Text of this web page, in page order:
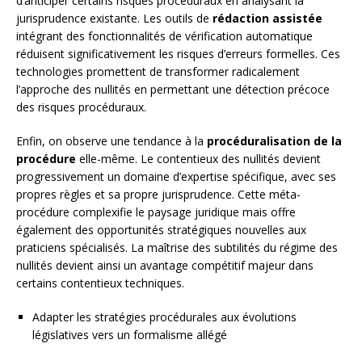
jurisprudence existante. Les outils de rédaction assistée
intégrant des fonctionnalités de vérification automatique
réduisent significativement les risques d’erreurs formelles. Ces
technologies promettent de transformer radicalement
l’approche des nullités en permettant une détection précoce
des risques procéduraux.
Enfin, on observe une tendance à la procéduralisation de la
procédure elle-même. Le contentieux des nullités devient
progressivement un domaine d’expertise spécifique, avec ses
propres règles et sa propre jurisprudence. Cette méta-
procédure complexifie le paysage juridique mais offre
également des opportunités stratégiques nouvelles aux
praticiens spécialisés. La maîtrise des subtilités du régime des
nullités devient ainsi un avantage compétitif majeur dans
certains contentieux techniques.
Adapter les stratégies procédurales aux évolutions
législatives vers un formalisme allégé